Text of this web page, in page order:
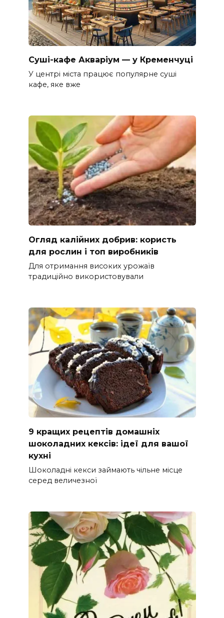
Суші-кафе Акваріум — у Кременчуці
У центрі міста працює популярне суші
кафе, яке вже
Огляд калійних добрив: користь
для рослин і топ виробників
Для отримання високих урожаїв
традиційно використовували
9 кращих рецептів домашніх
шоколадних кексів: ідеї для вашої
кухні
Шоколадні кекси займають чільне місце
серед величезної